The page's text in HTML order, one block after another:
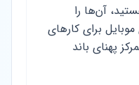
آن‌ها را
برای کارهای
پهنای باند